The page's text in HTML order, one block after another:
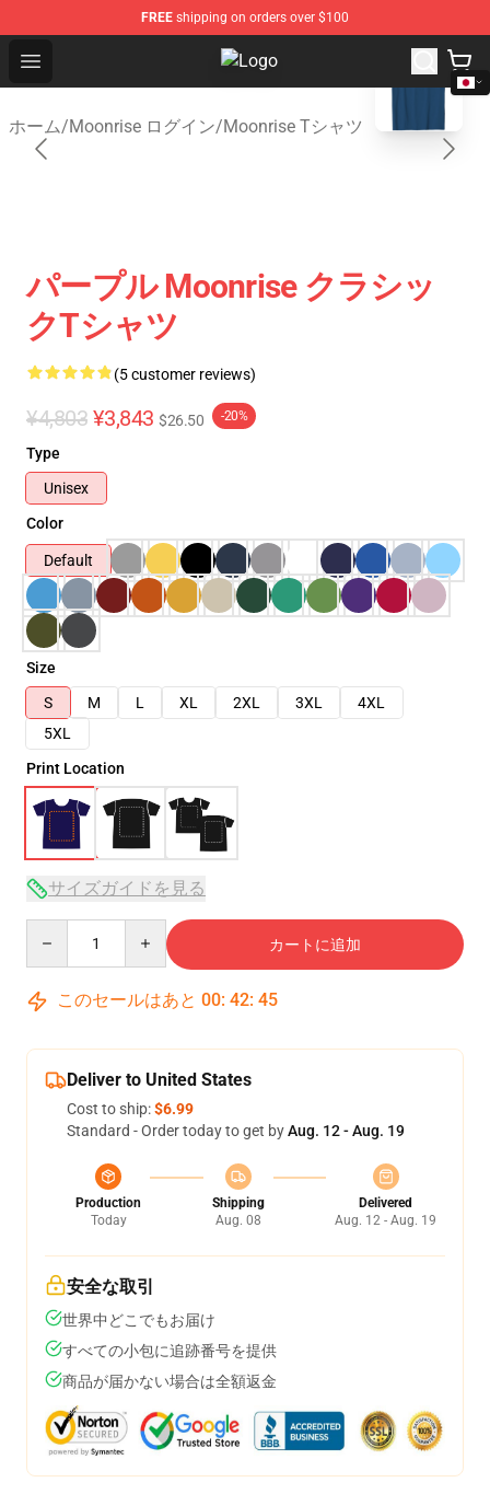
FREE shipping on orders over $100
Open menu Moonrise Store - Official Moonrise
ホーム/Moonrise ログイン/Moonrise Tシャツ
パープル Moonrise クラシッ
クTシャツ
(5 customer reviews)
¥4,803 ¥3,843 $26.50 -20%
Type
Unisex
Color
Default
Size
S
M L XL 2XL 3XL
4XL
5XL
Print Location
サイズガイドを見る
カートに追加
このセールはあと 00: 42: 44
Deliver to United States
Cost to ship:$6.99
Standard - Order today to get byAug. 12 - Aug. 19
Production
Today
Shipping
Aug. 08
Delivered
Aug. 12 - Aug. 19
安全な取引
世界中どこでもお届け
すべての小包に追跡番号を提供
商品が届かない場合は全額返金